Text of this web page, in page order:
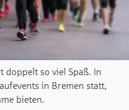
doppelt so viel Spaß. In
in Bremen statt,
bieten.